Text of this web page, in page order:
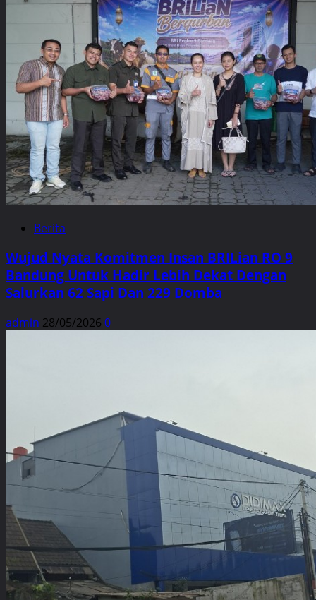
Berita
Wujud Nyata Komitmen Insan BRILian RO 9
Bandung Untuk Hadir Lebih Dekat Dengan
Salurkan 62 Sapi Dan 229 Domba
admin 28/05/2026 0